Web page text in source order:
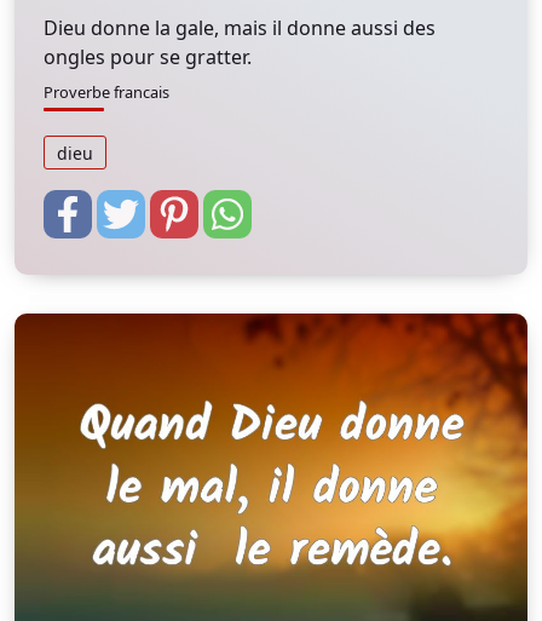
Dieu donne la gale, mais il donne aussi des
ongles pour se gratter.
Proverbe francais
dieu